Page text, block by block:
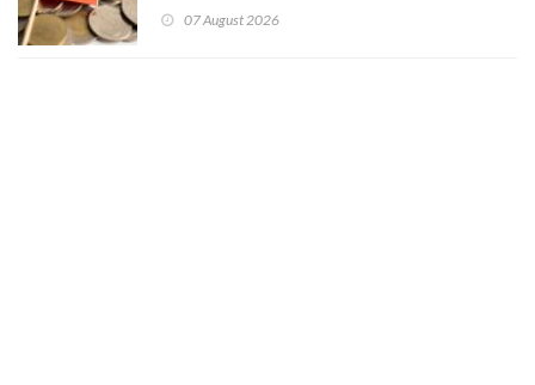
07 August 2026